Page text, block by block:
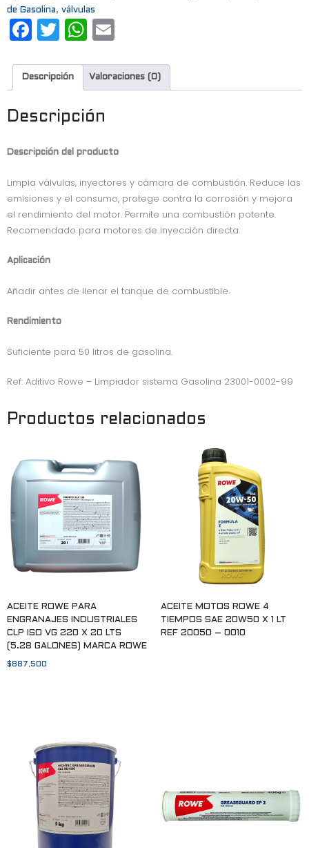
de Gasolina, válvulas
F
c
b
o
k
T
it
e
W
a
t
s
p
ai
l
Descripción Valoraciones (0)
Descripción
Descripción del producto
Limpia válvulas, inyectores y cámara de combustión. Reduce las
emisiones y el consumo, protege contra la corrosión y mejora
el rendimiento del motor. Permite una combustión potente.
Recomendado para motores de inyección directa.
Aplicación
Añadir antes de llenar el tanque de combustible.
Rendimiento
Suficiente para 50 litros de gasolina.
Ref: Aditivo Rowe – Limpiador sistema Gasolina 23001-0002-99
Productos relacionados
ACEITE ROWE PARA
ENGRANAJES INDUSTRIALES
CLP ISO VG 220 X 20 LTS
(5.28 GALONES) MARCA ROWE
$887,500
ACEITE MOTOS ROWE 4
TIEMPOS SAE 20W50 X 1 LT
REF 20050 – 0010